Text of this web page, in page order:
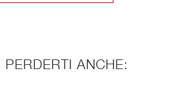
PERDERTI ANCHE: